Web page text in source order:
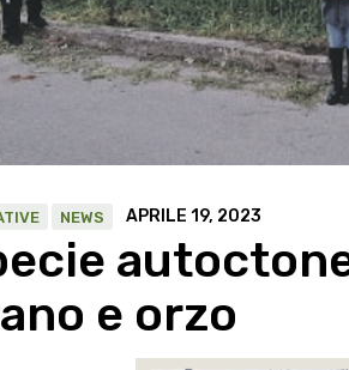
NEWS APRILE 19, 2023
e orzo